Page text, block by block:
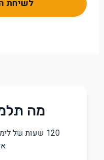
לשיחת
מה
120 שעות של